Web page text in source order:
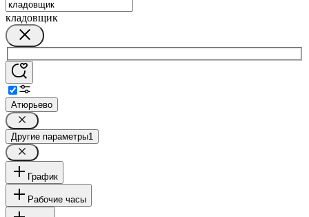
кладовщик
Атюрьево
Другие параметры1
График
Рабочие часы